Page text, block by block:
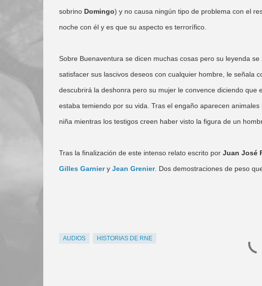
sobrino Domingo) y no causa ningún tipo de problema con el
noche con él y es que su aspecto es terrorífico.
Sobre Buenaventura se dicen muchas cosas pero su leyenda
satisfacer sus lascivos deseos con cualquier hombre, le señala
descubrirá la deshonra pero su mujer le convence diciendo
estaba temiendo por su vida. Tras el engaño aparecen
niña mientras los testigos creen haber visto la figura de un
Tras la finalización de este intenso relato escrito por Juan José
Gilles Garniery Jean Grenier. Dos demostraciones de peso
AUDIOS HISTORIAS DE RNE